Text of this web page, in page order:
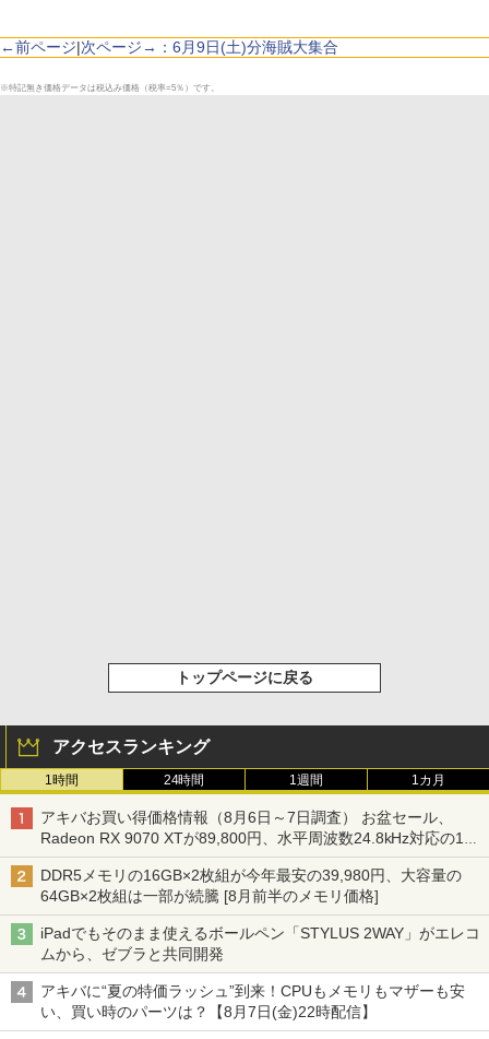
←前ページ|次ページ→：6月9日(土)分海賊大集合
※特記無き価格データは税込み価格（税率=5％）です。
トップページに戻る
アクセスランキング
1時間 24時間 1週間 1カ月
アキバお買い得価格情報（8月6日～7日調査） お盆セール、
Radeon RX 9070 XTが89,800円、水平周波数24.8kHz対応の17
型モニターが9,801円、暑さ指数連動セール ほか
DDR5メモリの16GB×2枚組が今年最安の39,980円、大容量の
64GB×2枚組は一部が続騰 [8月前半のメモリ価格]
iPadでもそのまま使えるボールペン「STYLUS 2WAY」がエレコ
ムから、ゼブラと共同開発
アキバに“夏の特価ラッシュ”到来！CPUもメモリもマザーも安
い、買い時のパーツは？【8月7日(金)22時配信】